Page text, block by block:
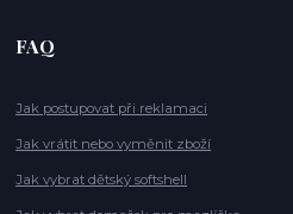
FAQ
Jak postupovat při reklamaci
Jak vrátit nebo vyměnit zboží
Jak vybrat dětský softshell